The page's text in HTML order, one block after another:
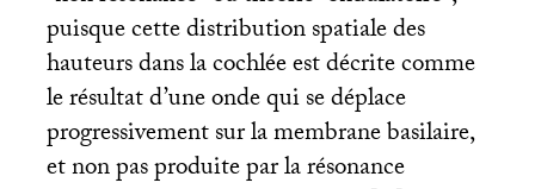
puisque cette distribution spatiale des
hauteurs dans la cochlée est décrite comme
le résultat d’une onde qui se déplace
progressivement sur la membrane basilaire,
et non pas produite par la résonance